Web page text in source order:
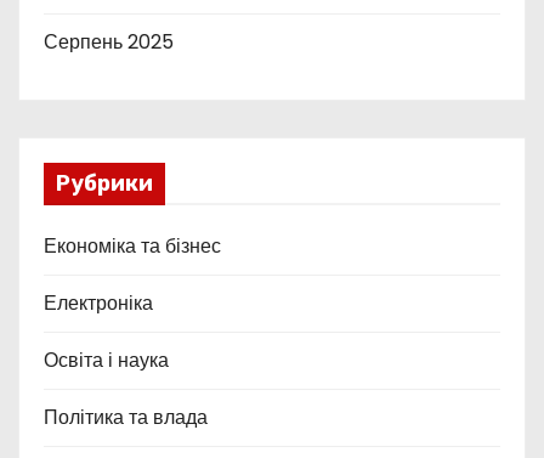
Серпень 2025
Рубрики
Економіка та бізнес
Електроніка
Освіта і наука
Політика та влада